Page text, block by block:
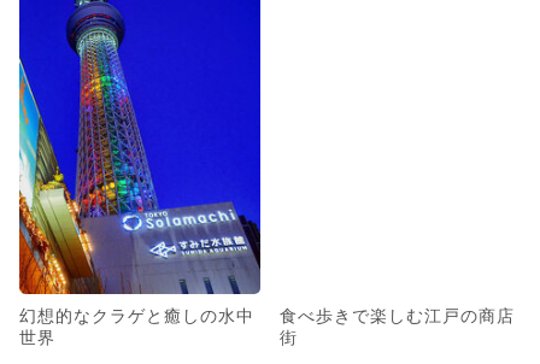
幻想的なクラゲと癒しの水中
世界
食べ歩きで楽しむ江戸の商店
街